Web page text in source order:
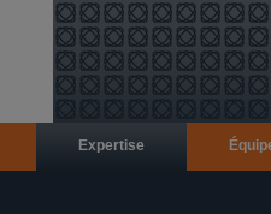
Expertise